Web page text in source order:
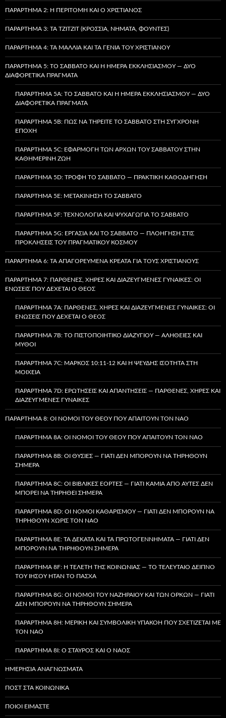
ΠΑΡΆΡΤΗΜΑ 2: Η ΠΕΡΙΤΟΜΉ ΚΑΙ Ο ΧΡΙΣΤΙΑΝΌΣ
ΠΑΡΆΡΤΗΜΑ 3: ΤΑ TZITZIT (ΚΡΌΣΣΙΑ, ΝΉΜΑΤΑ, ΦΟΎΝΤΕΣ)
ΠΑΡΆΡΤΗΜΑ 4: ΤΑ ΜΑΛΛΙΆ ΚΑΙ ΤΑ ΓΈΝΙΑ ΤΟΥ ΧΡΙΣΤΙΑΝΟΎ
ΠΑΡΆΡΤΗΜΑ 5: ΤΟ ΣΆΒΒΑΤΟ ΚΑΙ Η ΗΜΈΡΑ ΕΚΚΛΗΣΙΑΣΜΟΎ — ΔΎΟ
ΔΙΑΦΟΡΕΤΙΚΆ ΠΡΆΓΜΑΤΑ
ΠΑΡΆΡΤΗΜΑ 5A: ΤΟ ΣΆΒΒΑΤΟ ΚΑΙ Η ΗΜΈΡΑ ΕΚΚΛΗΣΙΑΣΜΟΎ — ΔΎΟ
ΔΙΑΦΟΡΕΤΙΚΆ ΠΡΆΓΜΑΤΑ
ΠΑΡΆΡΤΗΜΑ 5B: ΠΏΣ ΝΑ ΤΗΡΕΊΤΕ ΤΟ ΣΆΒΒΑΤΟ ΣΤΗ ΣΎΓΧΡΟΝΗ
ΕΠΟΧΉ
ΠΑΡΆΡΤΗΜΑ 5C: ΕΦΑΡΜΟΓΉ ΤΩΝ ΑΡΧΏΝ ΤΟΥ ΣΑΒΒΆΤΟΥ ΣΤΗΝ
ΚΑΘΗΜΕΡΙΝΉ ΖΩΉ
ΠΑΡΆΡΤΗΜΑ 5D: ΤΡΟΦΉ ΤΟ ΣΆΒΒΑΤΟ — ΠΡΑΚΤΙΚΉ ΚΑΘΟΔΉΓΗΣΗ
ΠΑΡΆΡΤΗΜΑ 5E: ΜΕΤΑΚΊΝΗΣΗ ΤΟ ΣΆΒΒΑΤΟ
ΠΑΡΆΡΤΗΜΑ 5F: ΤΕΧΝΟΛΟΓΊΑ ΚΑΙ ΨΥΧΑΓΩΓΊΑ ΤΟ ΣΆΒΒΑΤΟ
ΠΑΡΆΡΤΗΜΑ 5G: ΕΡΓΑΣΊΑ ΚΑΙ ΤΟ ΣΆΒΒΑΤΟ — ΠΛΟΉΓΗΣΗ ΣΤΙΣ
ΠΡΟΚΛΉΣΕΙΣ ΤΟΥ ΠΡΑΓΜΑΤΙΚΟΎ ΚΌΣΜΟΥ
ΠΑΡΆΡΤΗΜΑ 6: ΤΑ ΑΠΑΓΟΡΕΥΜΈΝΑ ΚΡΈΑΤΑ ΓΙΑ ΤΟΥΣ ΧΡΙΣΤΙΑΝΟΎΣ
ΠΑΡΆΡΤΗΜΑ 7: ΠΑΡΘΈΝΕΣ, ΧΉΡΕΣ ΚΑΙ ΔΙΑΖΕΥΓΜΈΝΕΣ ΓΥΝΑΊΚΕΣ: ΟΙ
ΕΝΏΣΕΙΣ ΠΟΥ ΔΈΧΕΤΑΙ Ο ΘΕΌΣ
ΠΑΡΆΡΤΗΜΑ 7A: ΠΑΡΘΈΝΕΣ, ΧΉΡΕΣ ΚΑΙ ΔΙΑΖΕΥΓΜΈΝΕΣ ΓΥΝΑΊΚΕΣ: ΟΙ
ΕΝΏΣΕΙΣ ΠΟΥ ΔΈΧΕΤΑΙ Ο ΘΕΌΣ
ΠΑΡΆΡΤΗΜΑ 7B: ΤΟ ΠΙΣΤΟΠΟΙΗΤΙΚΌ ΔΙΑΖΥΓΊΟΥ — ΑΛΉΘΕΙΕΣ ΚΑΙ
ΜΎΘΟΙ
ΠΑΡΆΡΤΗΜΑ 7C: ΜΆΡΚΟΣ 10:11-12 ΚΑΙ Η ΨΕΥΔΉΣ ΙΣΌΤΗΤΑ ΣΤΗ
ΜΟΙΧΕΊΑ
ΠΑΡΆΡΤΗΜΑ 7D: ΕΡΩΤΉΣΕΙΣ ΚΑΙ ΑΠΑΝΤΉΣΕΙΣ — ΠΑΡΘΈΝΕΣ, ΧΉΡΕΣ ΚΑΙ
ΔΙΑΖΕΥΓΜΈΝΕΣ ΓΥΝΑΊΚΕΣ
ΠΑΡΆΡΤΗΜΑ 8: ΟΙ ΝΌΜΟΙ ΤΟΥ ΘΕΟΎ ΠΟΥ ΑΠΑΙΤΟΎΝ ΤΟΝ ΝΑΌ
ΠΑΡΆΡΤΗΜΑ 8A: ΟΙ ΝΌΜΟΙ ΤΟΥ ΘΕΟΎ ΠΟΥ ΑΠΑΙΤΟΎΝ ΤΟΝ ΝΑΌ
ΠΑΡΆΡΤΗΜΑ 8B: ΟΙ ΘΥΣΊΕΣ — ΓΙΑΤΊ ΔΕΝ ΜΠΟΡΟΎΝ ΝΑ ΤΗΡΗΘΟΎΝ
ΣΉΜΕΡΑ
ΠΑΡΆΡΤΗΜΑ 8C: ΟΙ ΒΙΒΛΙΚΈΣ ΕΟΡΤΈΣ — ΓΙΑΤΊ ΚΑΜΊΑ ΑΠΌ ΑΥΤΈΣ ΔΕΝ
ΜΠΟΡΕΊ ΝΑ ΤΗΡΗΘΕΊ ΣΉΜΕΡΑ
ΠΑΡΆΡΤΗΜΑ 8D: ΟΙ ΝΌΜΟΙ ΚΑΘΑΡΙΣΜΟΎ — ΓΙΑΤΊ ΔΕΝ ΜΠΟΡΟΎΝ ΝΑ
ΤΗΡΗΘΟΎΝ ΧΩΡΊΣ ΤΟΝ ΝΑΌ
ΠΑΡΆΡΤΗΜΑ 8E: ΤΑ ΔΈΚΑΤΑ ΚΑΙ ΤΑ ΠΡΩΤΟΓΕΝΝΉΜΑΤΑ — ΓΙΑΤΊ ΔΕΝ
ΜΠΟΡΟΎΝ ΝΑ ΤΗΡΗΘΟΎΝ ΣΉΜΕΡΑ
ΠΑΡΆΡΤΗΜΑ 8F: Η ΤΕΛΕΤΉ ΤΗΣ ΚΟΙΝΩΝΊΑΣ — ΤΟ ΤΕΛΕΥΤΑΊΟ ΔΕΊΠΝΟ
ΤΟΥ ΙΗΣΟΎ ΉΤΑΝ ΤΟ ΠΆΣΧΑ
ΠΑΡΆΡΤΗΜΑ 8G: ΟΙ ΝΌΜΟΙ ΤΟΥ ΝΑΖΗΡΑΊΟΥ ΚΑΙ ΤΩΝ ΌΡΚΩΝ — ΓΙΑΤΊ
ΔΕΝ ΜΠΟΡΟΎΝ ΝΑ ΤΗΡΗΘΟΎΝ ΣΉΜΕΡΑ
ΠΑΡΆΡΤΗΜΑ 8H: ΜΕΡΙΚΉ ΚΑΙ ΣΥΜΒΟΛΙΚΉ ΥΠΑΚΟΉ ΠΟΥ ΣΧΕΤΊΖΕΤΑΙ ΜΕ
ΤΟΝ ΝΑΌ
ΠΑΡΆΡΤΗΜΑ 8I: Ο ΣΤΑΥΡΌΣ ΚΑΙ Ο ΝΑΌΣ
ΗΜΕΡΉΣΙΑ ΑΝΑΓΝΏΣΜΑΤΑ
ΠΟΣΤ ΣΤΑ ΚΟΙΝΩΝΙΚΆ
ΠΟΙΟΙ ΕΊΜΑΣΤΕ